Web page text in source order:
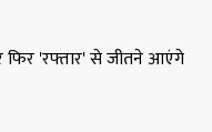
फिर 'रफ्तार' से जीतने आएंगे